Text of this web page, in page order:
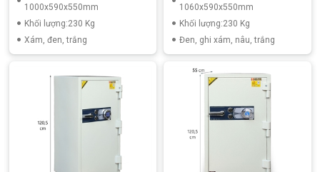
1000x590x550mm
Khối lượng:230 Kg
Xám, đen, trắng
1060x590x550mm
Khối lượng:230 Kg
Đen, ghi xám, nâu, trắng